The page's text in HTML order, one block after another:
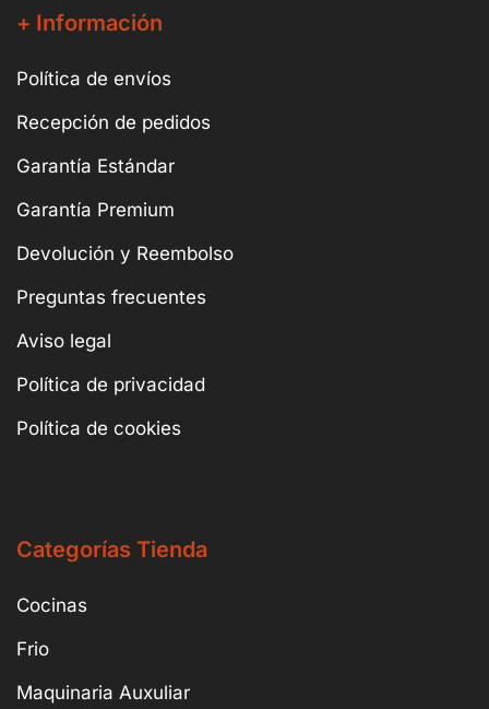
+ Información
Política de envíos
Recepción de pedidos
Garantía Estándar
Garantía Premium
Devolución y Reembolso
Preguntas frecuentes
Aviso legal
Política de privacidad
Política de cookies
Categorías Tienda
Cocinas
Frio
Maquinaria Auxuliar